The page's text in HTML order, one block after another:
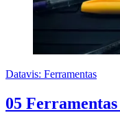
Datavis: Ferramentas
05